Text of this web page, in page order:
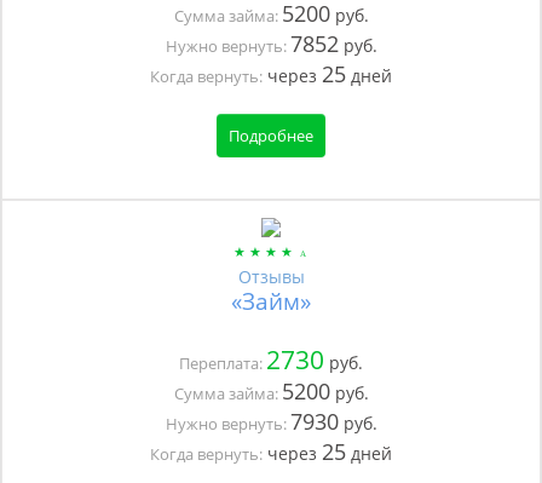
Сумма займа: 5200руб.
Нужно вернуть:7852руб.
Когда вернуть: через 25 дней
Подробнее
Отзывы
«Займ»
Переплата: 2730 руб.
Сумма займа: 5200руб.
Нужно вернуть:7930руб.
Когда вернуть: через 25 дней